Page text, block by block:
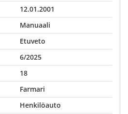
12.01.2001
Manuaali
Etuveto
6/2025
18
Farmari
Henkilöauto